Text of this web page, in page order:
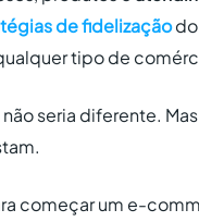
de fidelizaçãodo
tipo de
seria diferente.
começar um e-